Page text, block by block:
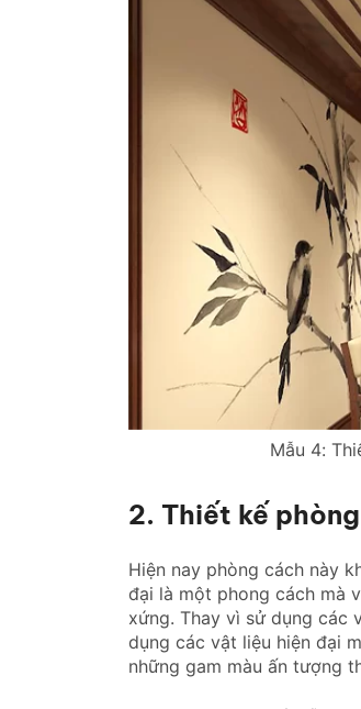
Mẫu 4:
2. Thiết kế
Hiện nay phòng cách này
đại là một phong cách mà
xứng. Thay vì sử dụng các
dụng các vật liệu hiện đại
những gam màu ấn tượng